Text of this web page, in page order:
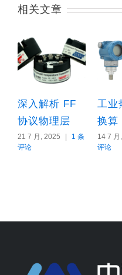
相关文章
FF
1 条
工业热电阻的
换算
14 7 月, 2025
1 条